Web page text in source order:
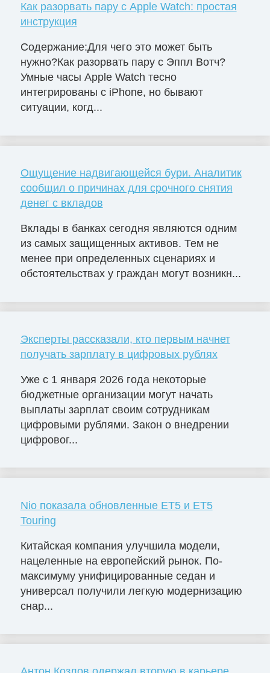
Как разорвать пару с Apple Watch: простая
инструкция
Содержание:Для чего это может быть
нужно?Как разорвать пару с Эппл Вотч?
Умные часы Apple Watch тесно
интегрированы с iPhone, но бывают
ситуации, когд...
Ощущение надвигающейся бури. Аналитик
сообщил о причинах для срочного снятия
денег с вкладов
Вклады в банках сегодня являются одним
из самых защищенных активов. Тем не
менее при определенных сценариях и
обстоятельствах у граждан могут возникн...
Эксперты рассказали, кто первым начнет
получать зарплату в цифровых рублях
Уже с 1 января 2026 года некоторые
бюджетные организации могут начать
выплаты зарплат своим сотрудникам
цифровыми рублями. Закон о внедрении
цифровог...
Nio показала обновленные ET5 и ET5
Touring
Китайская компания улучшила модели,
нацеленные на европейский рынок. По-
максимуму унифицированные седан и
универсал получили легкую модернизацию
снар...